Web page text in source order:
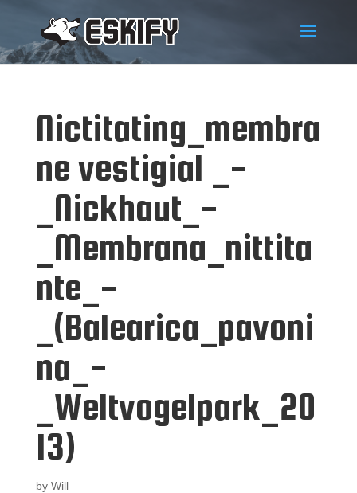
Nictitating_membra
ne vestigial _-
_Nickhaut_-
_Membrana_nittita
nte_-
_(Balearica_pavoni
na_-
_Weltvogelpark_20
13)
by Will